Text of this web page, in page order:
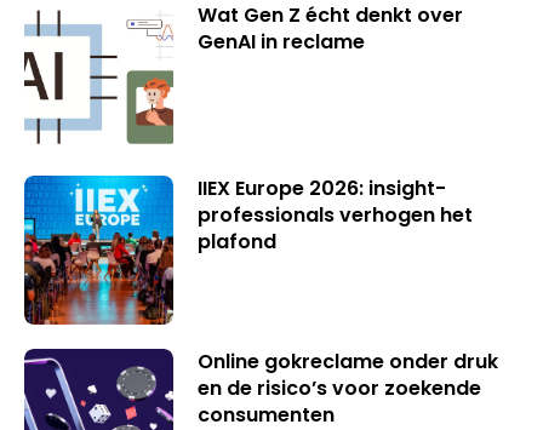
Wat Gen Z écht denkt over
GenAI in reclame
IIEX Europe 2026: insight-
professionals verhogen het
plafond
Online gokreclame onder druk
en de risico’s voor zoekende
consumenten